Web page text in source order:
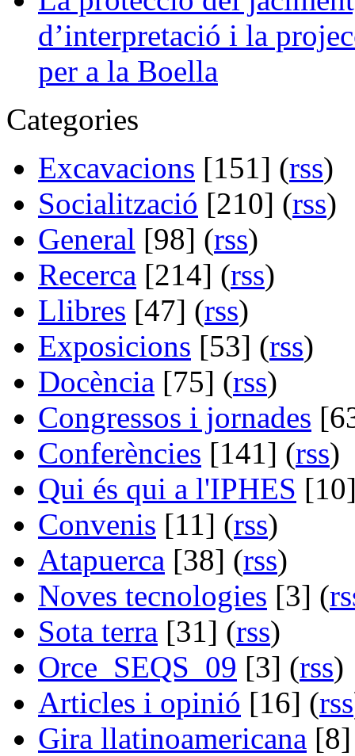
d’interpretació i la
per a la Boella
Categories
Excavacions [151] (rss)
Socialització [210] (rss)
General [98] (rss)
Recerca [214] (rss)
Llibres [47] (rss)
Exposicions [53] (rss)
Docència [75] (rss)
Congressos i jornades
Conferències [141] (rss)
Qui és qui a l'IPHES
Convenis [11] (rss)
Atapuerca [38] (rss)
Noves tecnologies [3] (
Sota terra [31] (rss)
Orce_SEQS_09 [3] (rss)
Articles i opinió [16] (rss
Gira llatinoamericana